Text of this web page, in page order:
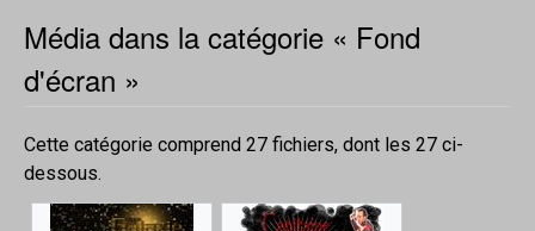
Média dans la catégorie « Fond
d'écran »
Cette catégorie comprend 27 fichiers, dont les 27 ci-
dessous.